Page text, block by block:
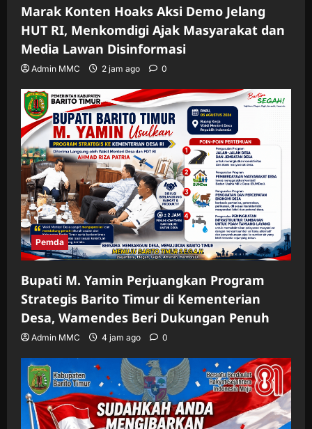
Marak Konten Hoaks Aksi Demo Jelang
HUT RI, Menkomdigi Ajak Masyarakat dan
Media Lawan Disinformasi
Admin MMC 2 jam ago 0
Pemda
Bupati M. Yamin Perjuangkan Program
Strategis Barito Timur di Kementerian
Desa, Wamendes Beri Dukungan Penuh
Admin MMC 4 jam ago 0